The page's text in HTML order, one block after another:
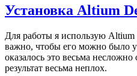
в
VirtualBox
Установка Altium
Для работы я использую
важно, чтобы его можно было
оказалось это весьма
результат весьма неплох.